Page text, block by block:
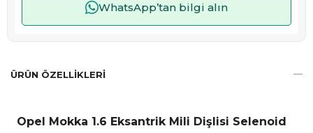
WhatsApp’tan bilgi alın
ÜRÜN ÖZELLIKLERI
Opel Mokka 1.6 Eksantrik Mili Dişlisi Selenoid